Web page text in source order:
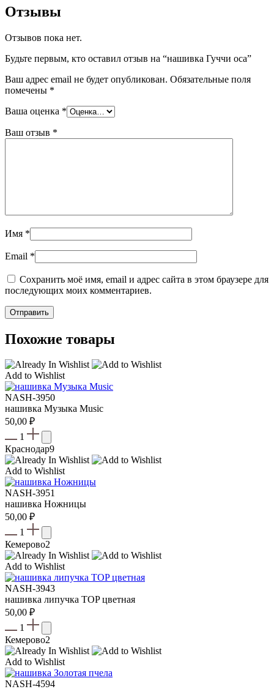
Отзывы
Отзывов пока нет.
Будьте первым, кто оставил отзыв на “нашивка Гуччи оса”
Ваш адрес email не будет опубликован. Обязательные поля
помечены *
Ваша оценка *
Ваш отзыв *
Имя *
Email *
Сохранить моё имя, email и адрес сайта в этом браузере для
последующих моих комментариев.
Похожие товары
Add to Wishlist
NASH-3950
нашивка Музыка Music
50,00 ₽
1
Краснодар9
Add to Wishlist
NASH-3951
нашивка Ножницы
50,00 ₽
1
Кемерово2
Add to Wishlist
NASH-3943
нашивка липучка TOP цветная
50,00 ₽
1
Кемерово2
Add to Wishlist
NASH-4594